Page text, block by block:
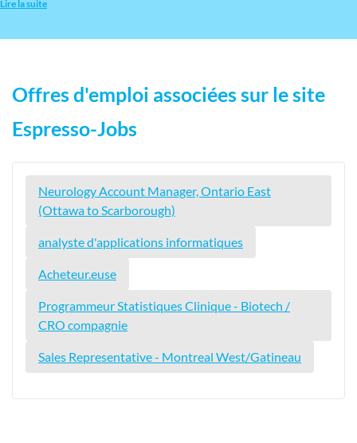
Lire la suite
Offres d'emploi associées sur le site
Espresso-Jobs
Neurology Account Manager, Ontario East
(Ottawa to Scarborough)
analyste d'applications informatiques
Acheteur.euse
Programmeur Statistiques Clinique - Biotech /
CRO compagnie
Sales Representative - Montreal West/Gatineau